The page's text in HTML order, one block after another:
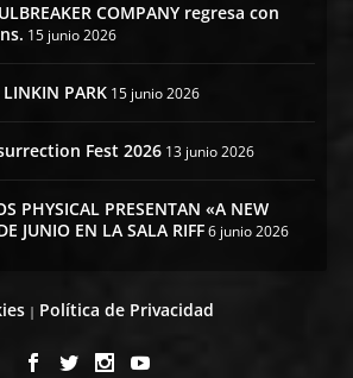
COMPANY regresa con
15 junio 2026
PARK 15 junio 2026
Fest 2026 13 junio 2026
PHYSICAL PRESENTAN «A NEW
JUNIO EN LA SALA RIFF 6 junio 2026
| Política de Privacidad